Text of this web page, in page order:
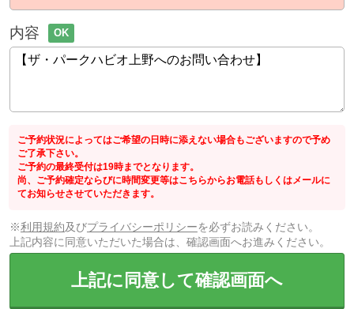
内容 OK
ご予約状況によってはご希望の日時に添えない場合もございますので予め
ご了承下さい。
ご予約の最終受付は19時までとなります。
尚、ご予約確定ならびに時間変更等はこちらからお電話もしくはメールに
てお知らせさせていただきます。
※利用規約及びプライバシーポリシーを必ずお読みください。
上記内容に同意いただいた場合は、確認画面へお進みください。
上記に同意して確認画面へ